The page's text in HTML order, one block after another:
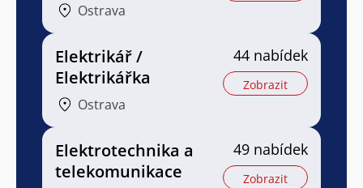
Ostrava
Elektrikář /
Elektrikářka
Ostrava
44 nabídek
Zobrazit
Elektrotechnika a
telekomunikace
49 nabídek
Zobrazit